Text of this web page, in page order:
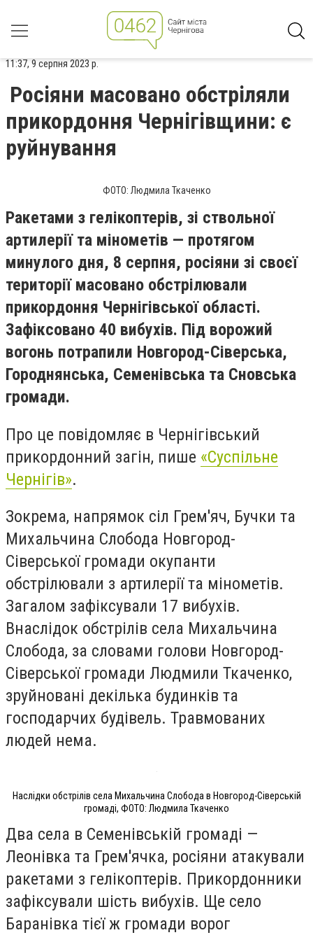
11:37, 9 серпня 2023 р.
Росіяни масовано обстріляли
прикордоння Чернігівщини: є
руйнування
ФОТО: Людмила Ткаченко
Ракетами з гелікоптерів, зі ствольної
артилерії та мінометів — протягом
минулого дня, 8 серпня, росіяни зі своєї
території масовано обстрілювали
прикордоння Чернігівської області.
Зафіксовано 40 вибухів. Під ворожий
вогонь потрапили Новгород-Сіверська,
Городнянська, Семенівська та Сновська
громади.
Про це повідомляє в Чернігівський
прикордонний загін, пише «Суспільне
Чернігів».
Зокрема, напрямок сіл Грем'яч, Бучки та
Михальчина Слобода Новгород-
Сіверської громади окупанти
обстрілювали з артилерії та мінометів.
Загалом зафіксували 17 вибухів.
Внаслідок обстрілів села Михальчина
Слобода, за словами голови Новгород-
Сіверської громади Людмили Ткаченко,
зруйновані декілька будинків та
господарчих будівель. Травмованих
людей нема.
Наслідки обстрілів села Михальчина Слобода в Новгород-Сіверській
громаді, ФОТО: Людмила Ткаченко
Два села в Семенівській громаді —
Леонівка та Грем'ячка, росіяни атакували
ракетами з гелікоптерів. Прикордонники
зафіксували шість вибухів. Ще село
Баранівка тієї ж громади ворог